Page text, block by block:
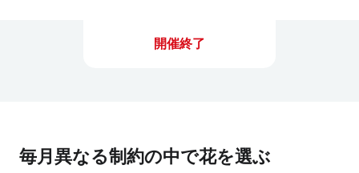
開催終了
毎月異なる制約の中で花を選ぶ